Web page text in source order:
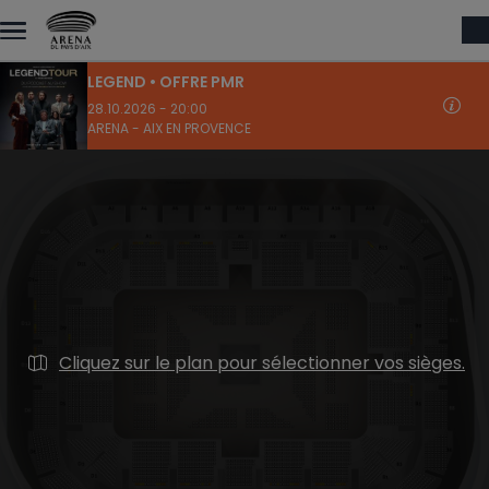
Aller au contenu principal
LEGEND • OFFRE PMR
28.10.2026 - 20:00
ARENA - AIX EN PROVENCE
Cliquez sur le plan pour sélectionner vos sièges.